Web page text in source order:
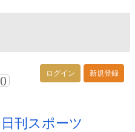
ログイン 新規登録
0
日刊スポーツ